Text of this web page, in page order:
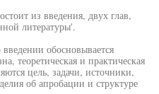
из введения, двух глав,
литературы'.
обосновывается
теоретическая и практическая
цель, задачи, источники,
об апробации и структуре